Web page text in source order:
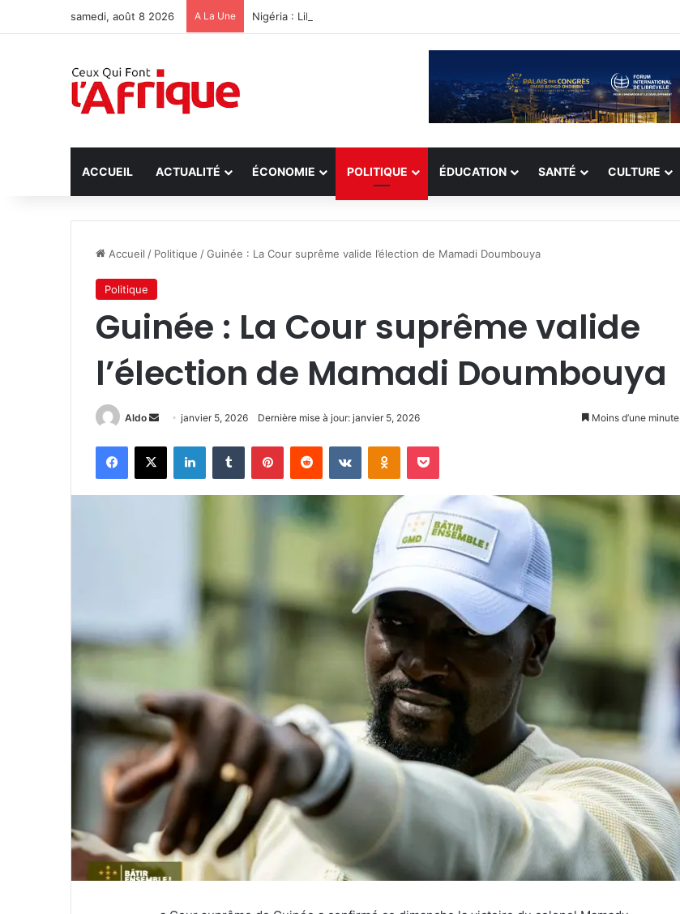
samedi, août 8 2026 A La Une Nigéria : Libération record de 308 otages, mais les enlèvements perdurent
ACCUEIL ACTUALITÉ ÉCONOMIE POLITIQUE ÉDUCATION SANTÉ CULTURE
Accueil / Politique /Guinée : La Cour suprême valide l’élection de Mamadi Doumbouya
Politique
Guinée : La Cour suprême valide
l’élection de Mamadi Doumbouya
Aldo
Envoyer
courriel
janvier 5, 2026 Dernière mise à jour: janvier 5, 2026 Moins d’une minute
Facebook
X LinkedinTumblr PinterestReddit VKontakteOdnoklassniki
Pocket